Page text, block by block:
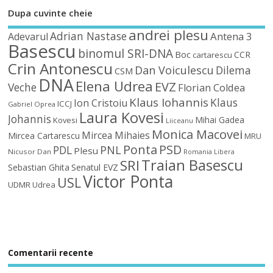
Dupa cuvinte cheie
Adevarul Adrian Nastaseandrei plesuAntena 3
Basescu binomul SRI-DNA Boc cartarescu CCR
Crin Antonescu CSM Dan Voiculescu Dilema
Veche DNAElena Udrea EVZ Florian Coldea
Gabriel Oprea ICCJ Ion Cristoiu Klaus Iohannis Klaus
Johannis Kovesi Laura Kovesi Liiceanu Mihai Gadea
Mircea Cartarescu Mircea Mihaies Monica Macovei MRU
Nicusor Dan PDL Plesu PNL Ponta PSD Romania Libera
Sebastian Ghita Senatul EVZ SRITraian Basescu
UDMRUdrea USLVictor Ponta
Comentarii recente